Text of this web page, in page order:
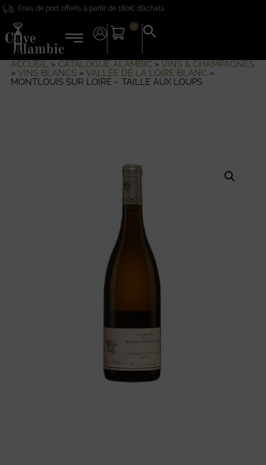
Frais de port offerts à partir de 180€ d’achats
0
Search
for:
ACCUEIL» CATALOGUE ALAMBIC» VINS & CHAMPAGNES
» VINS BLANCS» VALLÉE DE LA LOIRE BLANC»
MONTLOUIS SUR LOIRE – TAILLE AUX LOUPS